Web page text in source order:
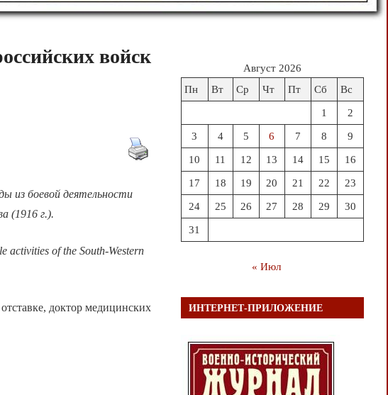
войск
из боевой деятельности
(1916 г.).
activities of the South-Western
доктор медицинских
Август 2026
Пн
Вт Ср Чт Пт Сб Вс
1 2
3 4 5 6 7 8 9
10 11 12 13 14 15 16
17 18 19 20 21 22 23
24 25 26 27 28 29 30
31
« Июл
ИНТЕРНЕТ-ПРИЛОЖЕНИЕ